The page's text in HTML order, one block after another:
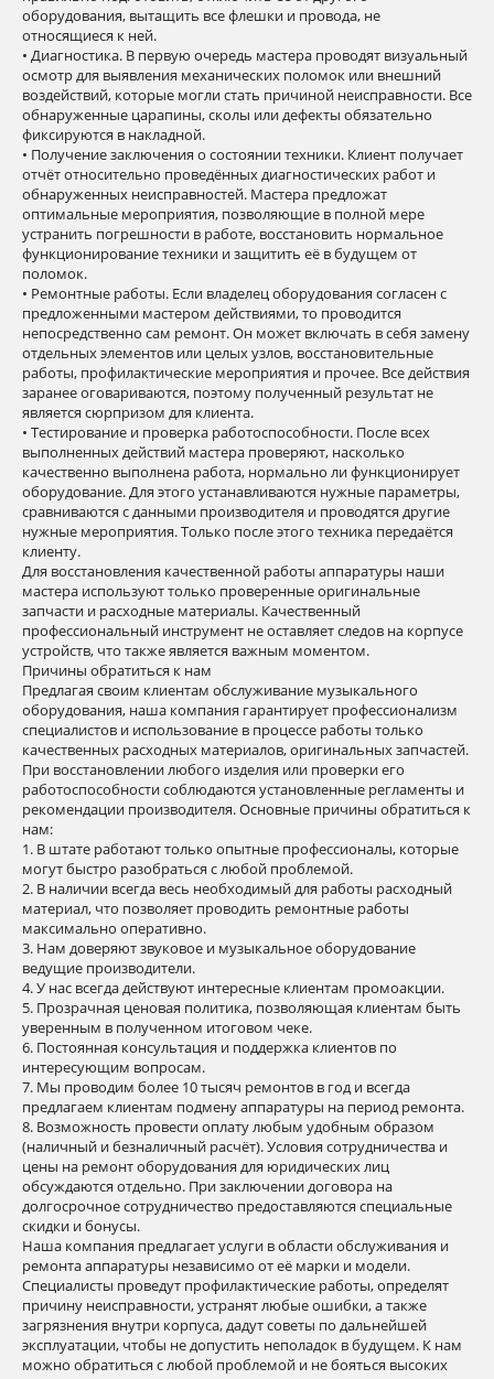
оборудования, вытащить все флешки и провода, не
относящиеся к ней.
• Диагностика. В первую очередь мастера проводят визуальный
осмотр для выявления механических поломок или внешний
воздействий, которые могли стать причиной неисправности. Все
обнаруженные царапины, сколы или дефекты обязательно
фиксируются в накладной.
• Получение заключения о состоянии техники. Клиент получает
отчёт относительно проведённых диагностических работ и
обнаруженных неисправностей. Мастера предложат
оптимальные мероприятия, позволяющие в полной мере
устранить погрешности в работе, восстановить нормальное
функционирование техники и защитить её в будущем от
поломок.
• Ремонтные работы. Если владелец оборудования согласен с
предложенными мастером действиями, то проводится
непосредственно сам ремонт. Он может включать в себя замену
отдельных элементов или целых узлов, восстановительные
работы, профилактические мероприятия и прочее. Все действия
заранее оговариваются, поэтому полученный результат не
является сюрпризом для клиента.
• Тестирование и проверка работоспособности. После всех
выполненных действий мастера проверяют, насколько
качественно выполнена работа, нормально ли функционирует
оборудование. Для этого устанавливаются нужные параметры,
сравниваются с данными производителя и проводятся другие
нужные мероприятия. Только после этого техника передаётся
клиенту.
Для восстановления качественной работы аппаратуры наши
мастера используют только проверенные оригинальные
запчасти и расходные материалы. Качественный
профессиональный инструмент не оставляет следов на корпусе
устройств, что также является важным моментом.
Причины обратиться к нам
Предлагая своим клиентам обслуживание музыкального
оборудования, наша компания гарантирует профессионализм
специалистов и использование в процессе работы только
качественных расходных материалов, оригинальных запчастей.
При восстановлении любого изделия или проверки его
работоспособности соблюдаются установленные регламенты и
рекомендации производителя. Основные причины обратиться к
нам:
1. В штате работают только опытные профессионалы, которые
могут быстро разобраться с любой проблемой.
2. В наличии всегда весь необходимый для работы расходный
материал, что позволяет проводить ремонтные работы
максимально оперативно.
3. Нам доверяют звуковое и музыкальное оборудование
ведущие производители.
4. У нас всегда действуют интересные клиентам промоакции.
5. Прозрачная ценовая политика, позволяющая клиентам быть
уверенным в полученном итоговом чеке.
6. Постоянная консультация и поддержка клиентов по
интересующим вопросам.
7. Мы проводим более 10 тысяч ремонтов в год и всегда
предлагаем клиентам подмену аппаратуры на период ремонта.
8. Возможность провести оплату любым удобным образом
(наличный и безналичный расчёт). Условия сотрудничества и
цены на ремонт оборудования для юридических лиц
обсуждаются отдельно. При заключении договора на
долгосрочное сотрудничество предоставляются специальные
скидки и бонусы.
Наша компания предлагает услуги в области обслуживания и
ремонта аппаратуры независимо от её марки и модели.
Специалисты проведут профилактические работы, определят
причину неисправности, устранят любые ошибки, а также
загрязнения внутри корпуса, дадут советы по дальнейшей
эксплуатации, чтобы не допустить неполадок в будущем. К нам
можно обратиться с любой проблемой и не бояться высоких